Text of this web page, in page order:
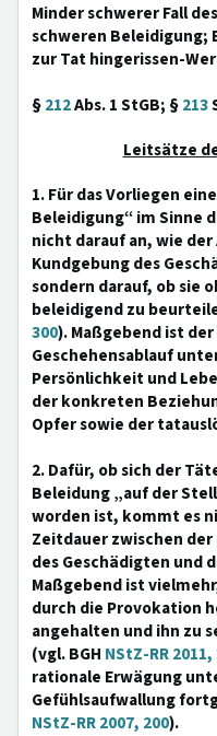
Minder schwerer Fall
schweren Beleidigung;
zur Tat hingerissen-
§212Abs. 1 StGB; §213
Leitsätze
1. Für das Vorliegen
Beleidigung“ im Sinne
nicht darauf an, wie
Kundgebung des
sondern darauf, ob sie
beleidigend zu
300). Maßgebend ist
Geschehensablauf
Persönlichkeit und
der konkreten
Opfer sowie der
2. Dafür, ob sich der
Beleidung „auf der
worden ist, kommt es
Zeitdauer zwischen
des Geschädigten und
Maßgebend ist
durch die Provokation
angehalten und ihn zu
(vgl. BGH NStZ-RR 2011,
rationale Erwägung
Gefühlsaufwallung
NStZ-RR 2007, 200).